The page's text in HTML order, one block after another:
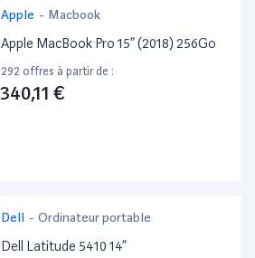
Apple - Macbook
Apple MacBook Pro 15” (2018) 256Go
292 offres à partir de :
340,11 €
Dell - Ordinateur portable
Dell Latitude 5410 14”